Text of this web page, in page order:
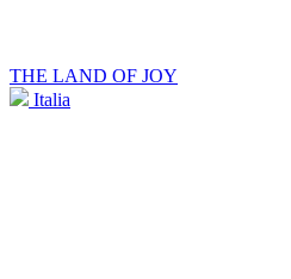
THE LAND OF JOY
Italia